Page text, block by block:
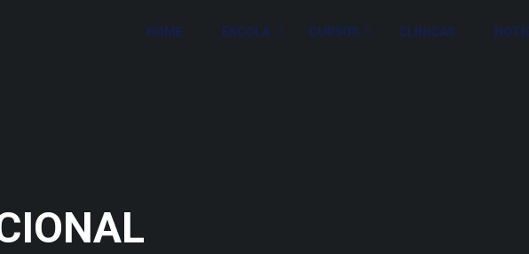
HOME ESCOLA CURSOS CLÍNICAS